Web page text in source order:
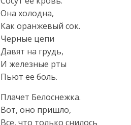
Она холодна,
Как оранжевый сок.
Черные цепи
Давят на грудь,
И железные рты
Пьют ее боль.
Плачет Белоснежка.
Вот, оно пришло,
Все, что только снилось